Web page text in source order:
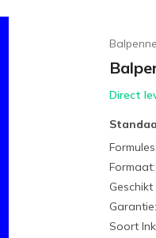
Direct
Formules:
Formaat:
Garantie:
Soort